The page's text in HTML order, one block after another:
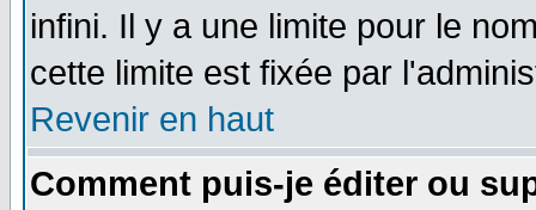
infini. Il y a une limite pour le
cette limite est fixée par
Revenir en haut
Comment puis-je éditer ou